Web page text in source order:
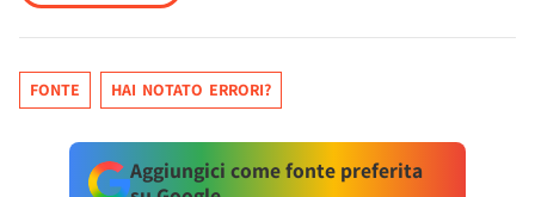
FONTE HAI NOTATO ERRORI?
Aggiungici come fonte preferita